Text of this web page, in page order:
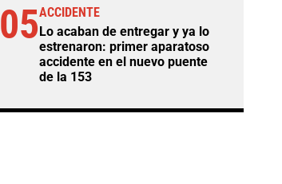
05ACCIDENTE
Lo acaban de entregar y ya lo
estrenaron: primer aparatoso
accidente en el nuevo puente
de la 153